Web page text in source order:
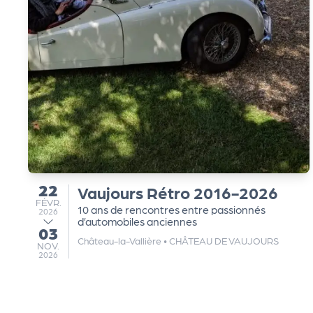
du
22
FÉVRIER
FÉVR.
2026
au
03
NOVEMBRE
NOV.
2026
Vaujours Rétro 2016-2026
10 ans de rencontres entre passionnés
d’automobiles anciennes
Château-la-Vallière •CHÂTEAU DE VAUJOURS
s
s
er
vi
c
e
s